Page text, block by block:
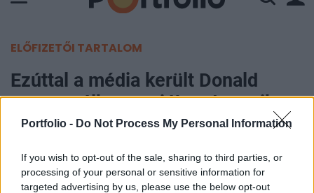
Portfolio - Do Not Process My Personal Information
If you wish to opt-out of the sale, sharing to third parties, or
processing of your personal or sensitive information for
targeted advertising by us, please use the below opt-out
ELŐFIZETŐI TARTALOM
Ezúttal a média került Donald
Trump célkeresztjébe: drasztikus
lépést tett
Portfolio
2025. május 02. 15:57